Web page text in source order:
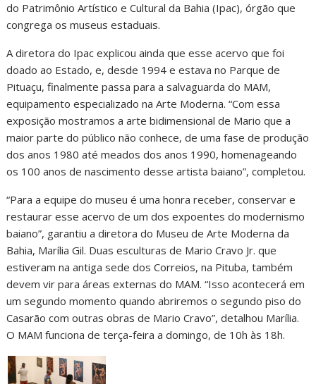
do Patrimônio Artístico e Cultural da Bahia (Ipac), órgão que
congrega os museus estaduais.
A diretora do Ipac explicou ainda que esse acervo que foi
doado ao Estado, e, desde 1994 e estava no Parque de
Pituaçu, finalmente passa para a salvaguarda do MAM,
equipamento especializado na Arte Moderna. “Com essa
exposição mostramos a arte bidimensional de Mario que a
maior parte do público não conhece, de uma fase de produção
dos anos 1980 até meados dos anos 1990, homenageando
os 100 anos de nascimento desse artista baiano”, completou.
“Para a equipe do museu é uma honra receber, conservar e
restaurar esse acervo de um dos expoentes do modernismo
baiano”, garantiu a diretora do Museu de Arte Moderna da
Bahia, Marília Gil. Duas esculturas de Mario Cravo Jr. que
estiveram na antiga sede dos Correios, na Pituba, também
devem vir para áreas externas do MAM. “Isso acontecerá em
um segundo momento quando abriremos o segundo piso do
Casarão com outras obras de Mario Cravo”, detalhou Marília.
O MAM funciona de terça-feira a domingo, de 10h às 18h.